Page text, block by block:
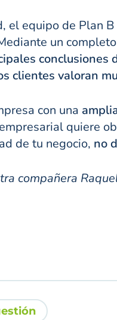
el equipo de Plan
un completo
conclusiones
clientes valoran
con una
quiere
de tu negocio, no
compañera